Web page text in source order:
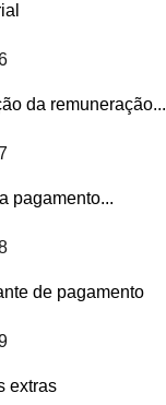
da remuneração...
pagamento...
de pagamento
extras